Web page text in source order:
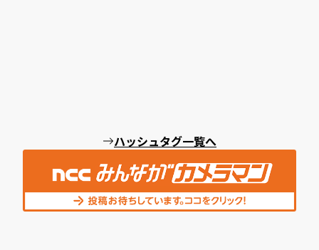
ハッシュタグ一覧へ